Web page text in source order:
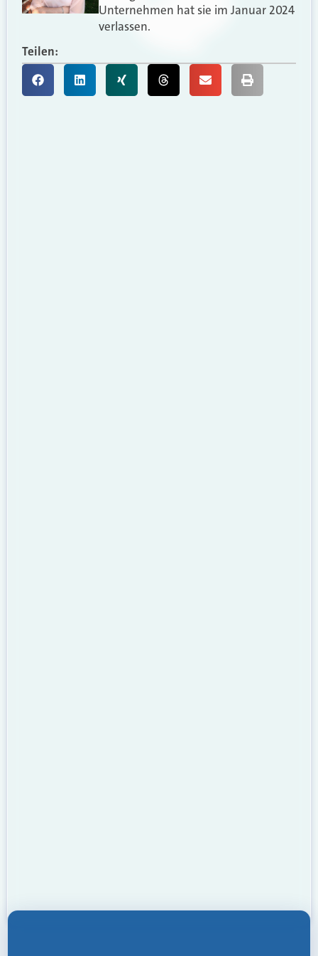
Unternehmen hat sie im Januar 2024
verlassen.
Teilen: